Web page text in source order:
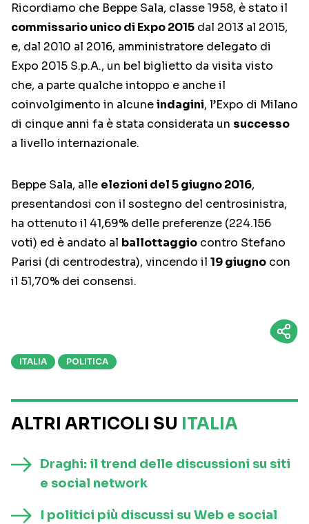
Ricordiamo che Beppe Sala, classe 1958, è stato il
commissario unico di Expo 2015 dal 2013 al 2015,
e, dal 2010 al 2016, amministratore delegato di
Expo 2015 S.p.A., un bel biglietto da visita visto
che, a parte qualche intoppo e anche il
coinvolgimento in alcuneindagini, l’Expo di Milano
di cinque anni fa è stata considerata un successo
a livello internazionale.
Beppe Sala, alle elezioni del 5 giugno 2016,
presentandosi con il sostegno del centrosinistra,
ha ottenuto il 41,69% delle preferenze (224.156
voti) ed è andato al ballottaggio contro Stefano
Parisi (di centrodestra), vincendo il 19 giugno con
il 51,70% dei consensi.
ITALIA POLITICA
ALTRI ARTICOLI SU ITALIA
Draghi: il trend delle discussioni su siti
e social network
I politici più discussi su Web e social